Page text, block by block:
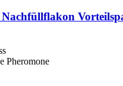
Pheromone